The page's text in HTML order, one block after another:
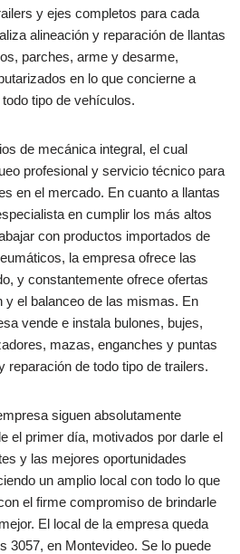
y ejes completos para cada
alineación y reparación de llantas
parches, arme y desarme,
en lo que concierne a
tipo de vehículos.
de mecánica integral, el cual
profesional y servicio técnico para
en el mercado. En cuanto a llantas
en cumplir los más altos
con productos importados de
la empresa ofrece las
y constantemente ofrece ofertas
y el balanceo de las mismas. En
vende e instala bulones, bujes,
mazas, enganches y puntas
reparación de todo tipo de trailers.
siguen absolutamente
el primer día, motivados por darle el
y las mejores oportunidades
un amplio local con todo lo que
el firme compromiso de brindarle
El local de la empresa queda
3057, en Montevideo. Se lo puede